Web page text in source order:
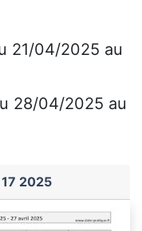
21/04/2025 au
28/04/2025 au
2025